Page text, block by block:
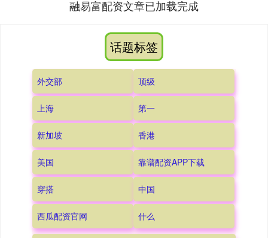
融易富配资文章已加载完成
话题标签
外交部 顶级
上海 第一
新加坡 香港
美国 靠谱配资APP下载
穿搭 中国
西瓜配资官网 什么